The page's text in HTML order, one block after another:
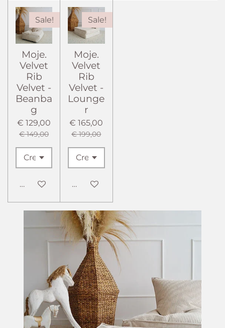
Sale!
Moje.
Velvet
Rib
Velvet -
Beanba
g
€ 129,00
€ 149,00
In winkelwagen
Sale!
Moje.
Velvet
Rib
Velvet -
Lounge
r
€ 165,00
€ 199,00
In winkelwagen